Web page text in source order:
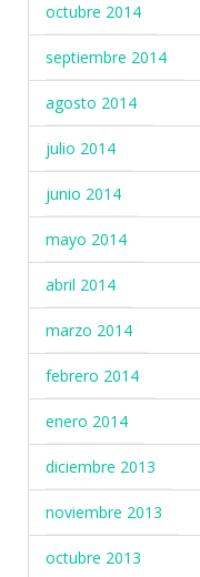
octubre 2014
septiembre 2014
agosto 2014
julio 2014
junio 2014
mayo 2014
abril 2014
marzo 2014
febrero 2014
enero 2014
diciembre 2013
noviembre 2013
octubre 2013